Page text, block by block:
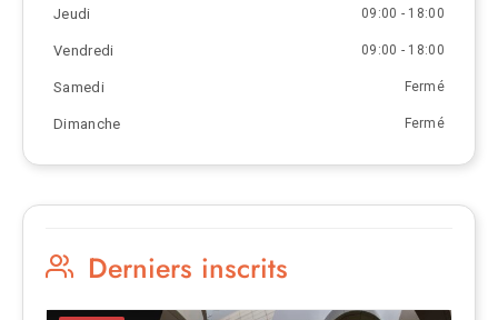
Jeudi 09:00 - 18:00
Vendredi 09:00 - 18:00
Samedi Fermé
Dimanche Fermé
Derniers inscrits